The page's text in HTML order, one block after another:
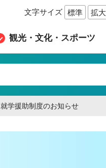
文字サイズ 標準 拡大
観光・文化・スポーツ
就学援助制度のお知らせ